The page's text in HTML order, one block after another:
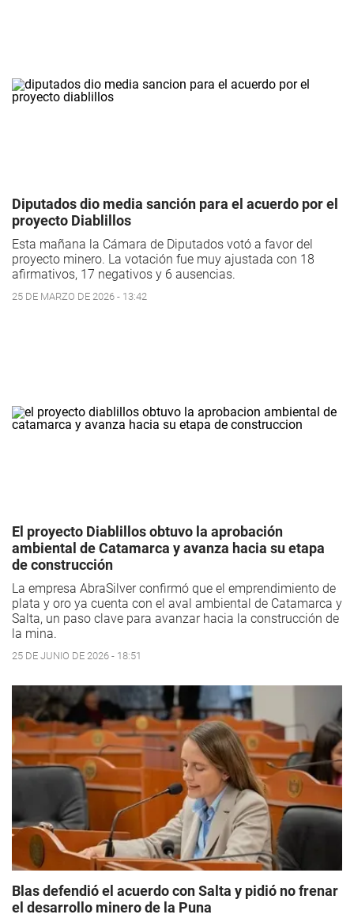
Diputados dio media sanción para el acuerdo por el
proyecto Diablillos
Esta mañana la Cámara de Diputados votó a favor del
proyecto minero. La votación fue muy ajustada con 18
afirmativos, 17 negativos y 6 ausencias.
25 DE MARZO DE 2026 - 13:42
El proyecto Diablillos obtuvo la aprobación
ambiental de Catamarca y avanza hacia su etapa
de construcción
La empresa AbraSilver confirmó que el emprendimiento de
plata y oro ya cuenta con el aval ambiental de Catamarca y
Salta, un paso clave para avanzar hacia la construcción de
la mina.
25 DE JUNIO DE 2026 - 18:51
Blas defendió el acuerdo con Salta y pidió no frenar
el desarrollo minero de la Puna